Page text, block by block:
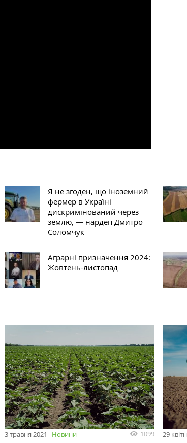
Я не згоден, що іноземний
фермер в Україні
дискримінований через
землю, — нардеп Дмитро
Соломчук
Аграрні призначення 2024:
Жовтень-листопад
3 травня 2021 Новини 1099 29